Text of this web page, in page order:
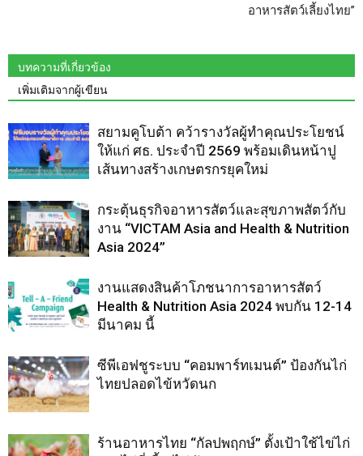
อาหารสัตว์เลี้ยงไทย”
บทความที่เกี่ยวข้อง
เพิ่มเติมจากผู้เขียน
สยามคูโบต้า คว้ารางวัลผู้ทำคุณประโยชน์
ให้แก่ ศธ. ประจำปี 2569 พร้อมเดินหน้าปู
เส้นทางสร้างเกษตรกรยุคใหม่
กระตุ้นธุรกิจอาหารสัตว์และสุขภาพสัตว์กับ
งาน “VICTAM Asia and Health & Nutrition
Asia 2024”
งานแสดงสินค้าโภชนาการอาหารสัตว์
Health & Nutrition Asia 2024 พบกัน 12-14
มีนาคม นี้
ซีพีเอฟชูระบบ “คอมพาร์ทเมนต์” ป้องกันไก่
ไทยปลอดไข้หวัดนก
ร้านอาหารไทย “กัลปพฤกษ์” ตั้งเป้าใช้ไข่ไก่